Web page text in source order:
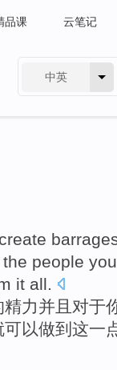
品课 云笔记
中英
the people
it all.
精力并且对于
可以做到 这一